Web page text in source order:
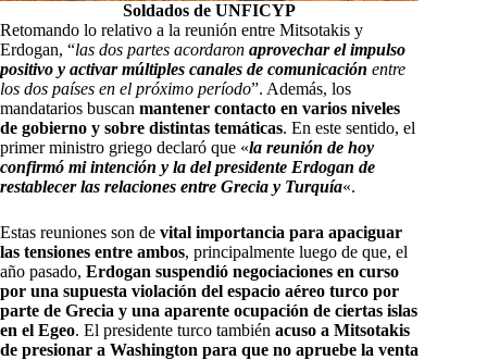
Soldados de UNFICYP
Retomando lo relativo a la reunión entre Mitsotakis y
Erdogan, “las dos partes acordaron aprovechar el impulso
positivo y activar múltiples canales de comunicación entre
los dos países en el próximo período”. Además, los
mandatarios buscan mantener contacto en varios niveles
de gobierno y sobre distintas temáticas. En este sentido, el
primer ministro griego declaró que «la reunión de hoy
confirmó mi intención y la del presidente Erdogan de
restablecer las relaciones entre Grecia y Turquía«.
Estas reuniones son de vital importancia para apaciguar
las tensiones entre ambos, principalmente luego de que, el
año pasado, Erdogan suspendió negociaciones en curso
por una supuesta violación del espacio aéreo turco por
parte de Grecia y una aparente ocupación de ciertas islas
en el Egeo. El presidente turco también acuso a Mitsotakis
de presionar a Washington para que no apruebe la venta